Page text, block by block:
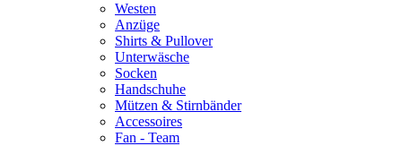
Westen
Anzüge
Shirts & Pullover
Unterwäsche
Socken
Handschuhe
Mützen & Stirnbänder
Accessoires
Fan - Team